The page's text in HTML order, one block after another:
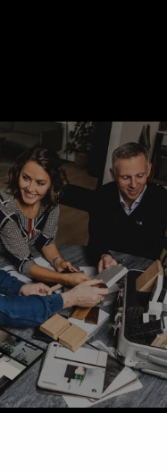
nos experts
meilleure solution